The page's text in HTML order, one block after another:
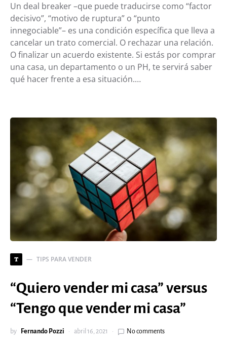
Un deal breaker –que puede traducirse como “factor
decisivo”, “motivo de ruptura” o “punto
innegociable”– es una condición específica que lleva a
cancelar un trato comercial. O rechazar una relación.
O finalizar un acuerdo existente. Si estás por comprar
una casa, un departamento o un PH, te servirá saber
qué hacer frente a esa situación.…
T TIPS PARA VENDER
“Quiero vender mi casa” versus
“Tengo que vender mi casa”
by Fernando Pozzi abril 16, 2021 No comments